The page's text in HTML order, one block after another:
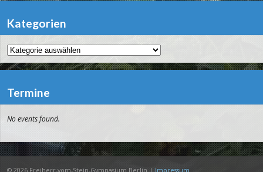
Kategorien
Kategorien
Termine
No events found.
© 2026 Freiherr-vom-Stein-Gymnasium Berlin | Impressum